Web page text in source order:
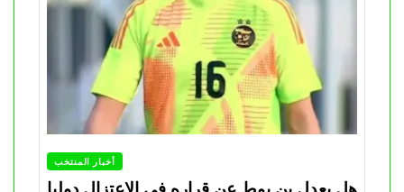
أخبار المنتخب